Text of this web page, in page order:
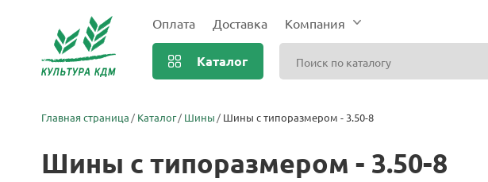
Оплата Доставка Компания
Каталог
Главная страница Каталог Шины Шины с типоразмером - 3.50-8
Шины с типоразмером - 3.50-8